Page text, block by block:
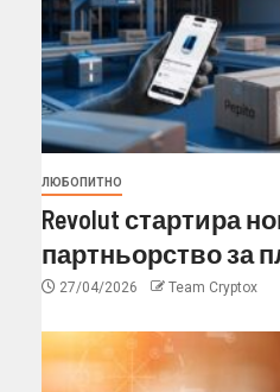
ЛЮБОПИТНО
Revolut стартира
партньорство за
27/04/2026 Team Cryptox